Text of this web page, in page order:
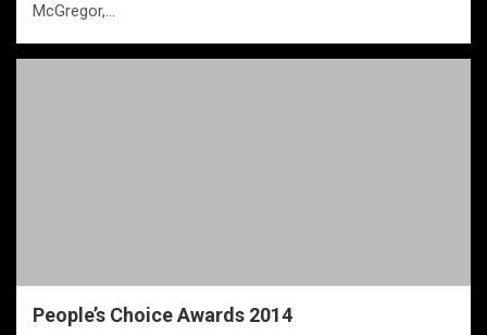
McGregor,…
People’s Choice Awards 2014